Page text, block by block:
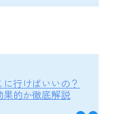
行けばいいの？
的か徹底解説